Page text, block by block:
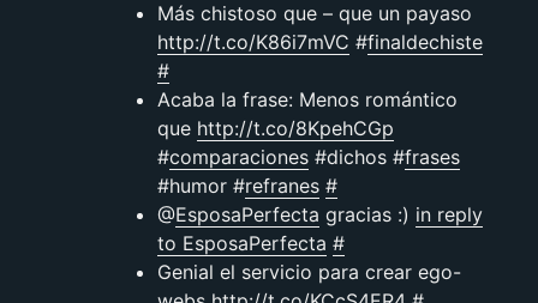
Más chistoso que – que un payaso
http://t.co/K86i7mVC #finaldechiste
#
Acaba la frase: Menos romántico
que http://t.co/8KpehCGp
#comparaciones#dichos #frases
#humor #refranes #
@EsposaPerfecta gracias :) in reply
to EsposaPerfecta #
Genial el servicio para crear ego-